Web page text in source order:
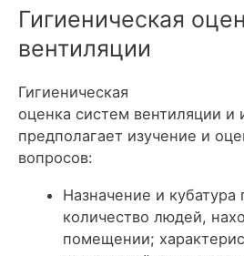
Гигиеническая
вентиляции
Гигиеническая
оценка систем вентиляции и
предполагает изучение и
вопросов:
Назначение и
количество людей,
помещении;